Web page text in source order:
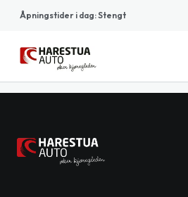
Åpningstider i dag:Stengt
Harestua